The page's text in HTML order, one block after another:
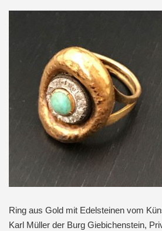
Ring aus Gold mit Edelsteinen vom
Karl Müller der Burg Giebichenstein,